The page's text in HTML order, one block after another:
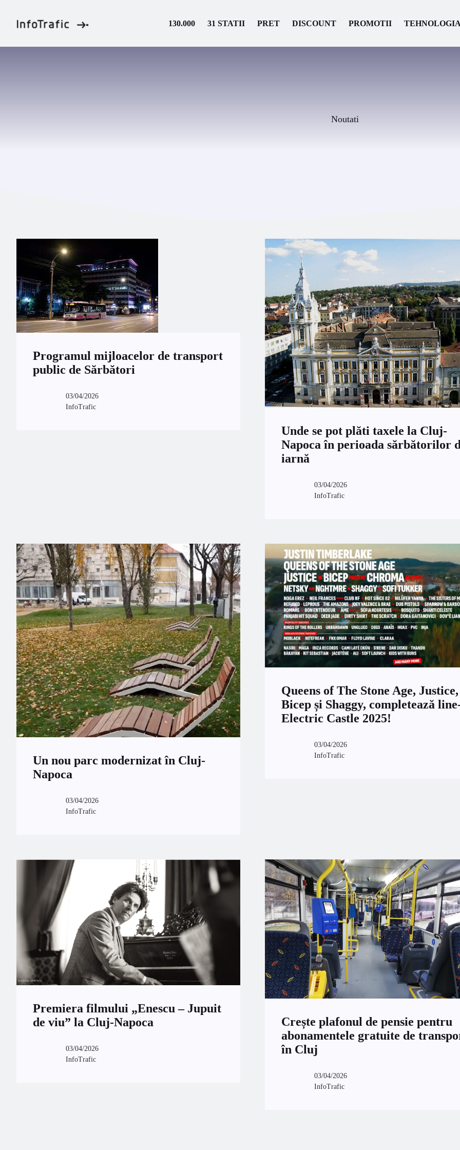
130.000 31 STATII PRET DISCOUNT PROMOTII
Noutati
Programul mijloacelor de transport
public de Sărbători
03/04/2026
InfoTrafic
Unde se pot plăti taxele la Cluj-
Napoca în perioada sărbătorilor
iarnă
03/04/2026
InfoTrafic
Un nou parc modernizat în Cluj-
Napoca
03/04/2026
InfoTrafic
Queens of The Stone Age, Justice,
Bicep și Shaggy, completează
Electric Castle 2025!
03/04/2026
InfoTrafic
Premiera filmului „Enescu – Jupuit
de viu” la Cluj-Napoca
03/04/2026
InfoTrafic
Crește plafonul de pensie pentru
abonamentele gratuite de
în Cluj
03/04/2026
InfoTrafic